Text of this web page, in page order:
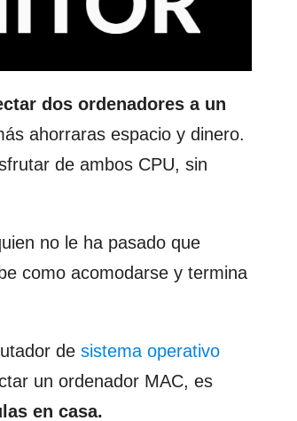
dos ordenadores a un
ahorraras espacio y dinero.
de ambos CPU, sin
no le ha pasado que
como acomodarse y termina
de sistema operativo
un ordenador MAC, es
en casa.